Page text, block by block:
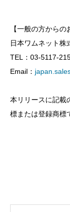
【一般の方からの
日本ワムネット
TEL：03-5117-
Email：
本リリースに記載
標または登録商標